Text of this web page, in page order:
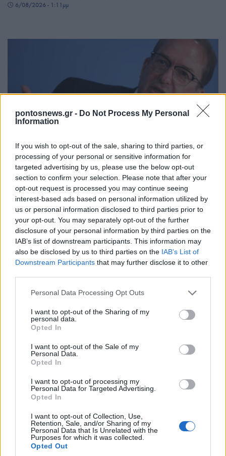
pontosnews.gr - Do Not Process My Personal
Information
If you wish to opt-out of the sale, sharing to third parties, or
processing of your personal or sensitive information for
targeted advertising by us, please use the below opt-out
section to confirm your selection. Please note that after your
opt-out request is processed you may continue seeing
interest-based ads based on personal information utilized by
us or personal information disclosed to third parties prior to
your opt-out. You may separately opt-out of the further
disclosure of your personal information by third parties on the
IAB’s list of downstream participants. This information may
also be disclosed by us to third parties on the IAB’s List of
Downstream Participants that may further disclose it to other
Please note that this website/app uses one or more Google
not limited to your visit or usage behaviour. You may click to
grant or deny consent to Google and its third-party tags to
use your data for below specified purposes in below Google
consent section.
Personal Data Processing Opt Outs
I want to opt-out of the Sharing of my
personal data.
Opted In
I want to opt-out of the Sale of my
Personal Data.
Opted In
I want to opt-out of processing my
Personal Data for Targeted Advertising.
Opted In
I want to opt-out of Collection, Use,
Retention, Sale, and/or Sharing of my
Personal Data that Is Unrelated with the
Purposes for which it was collected.
Opted Out
6/08/2026 - 1:11μμ
Γερμανία: Νέα διάσταση στις απειλές βλέπει το
Βερολίνο μετά τον εντοπισμό drone με εκρηκτικά
στη Λειψία
6/08/2026 - 11:56πμ
ΚΟΣΜΟΣ
Πολιτικές αναταράξεις στο Ιράν και διπλωματικός
πυρετός για τα Στενά του Ορμούζ
6/08/2026 - 11:07πμ